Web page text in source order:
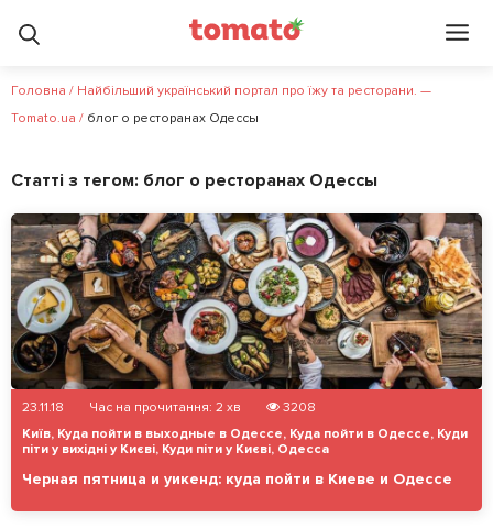
Головна / Найбільший український портал про їжу та ресторани. —
Tomato.ua / блог о ресторанах Одессы
Статті з тегом: блог о ресторанах Одессы
23.11.18 Час на прочитання: 2 хв
3208
Київ, Куда пойти в выходные в Одессе, Куда пойти в Одессе, Куди
піти у вихідні у Києві, Куди піти у Києві, Одесса
Черная пятница и уикенд: куда пойти в Киеве и Одессе